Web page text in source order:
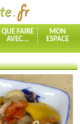
QUE FAIRE
AVEC...
MON
ESPACE